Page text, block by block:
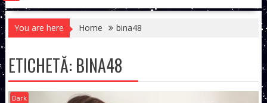
You are here Home bina48
ETICHETĂ: BINA48
Dark